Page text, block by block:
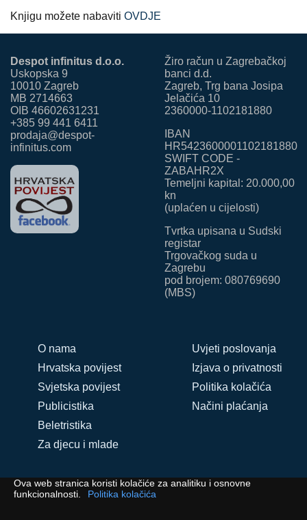
Knjigu možete nabaviti OVDJE
Despot infinitus d.o.o.
Uskopska 9
10010 Zagreb
MB 2714663
OIB 46602631231
+385 99 441 6411
prodaja@despot-
infinitus.com
Žiro račun u Zagrebačkoj
banci d.d.
Zagreb, Trg bana Josipa
Jelačića 10
2360000-1102181880
IBAN
HR5423600001102181880
SWIFT CODE -
ZABAHR2X
Temeljni kapital: 20.000,00
kn
(uplaćen u cijelosti)
Tvrtka upisana u Sudski
registar
Trgovačkog suda u
Zagrebu
pod brojem: 080769690
(MBS)
O nama
Hrvatska povijest
Svjetska povijest
Publicistika
Beletristika
Za djecu i mlade
Uvjeti poslovanja
Izjava o privatnosti
Politika kolačića
Načini plaćanja
© Despot Infinitus d.o.o. 2025.-2026. Sva prava pridržana.
Ova web stranica koristi kolačiće za analitiku i osnovne
funkcionalnosti.
Politika kolačića